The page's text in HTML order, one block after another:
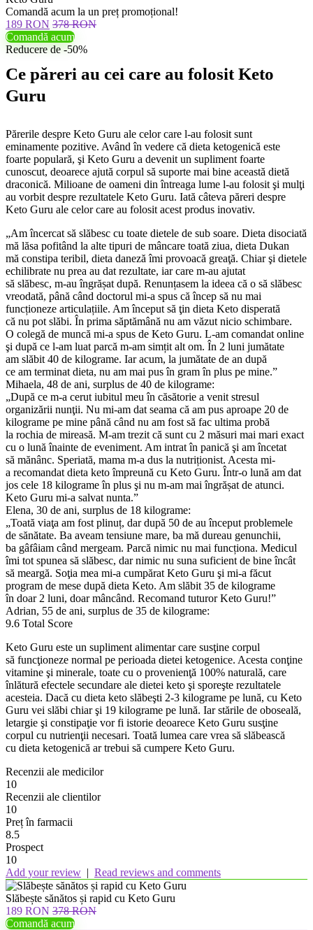
Comandă acum la un preț promoțional!
189 RON 378 RON
Comandă acum
Reducere de -50%
Ce păreri au cei care au folosit Keto
Guru
Părerile despre Keto Guru ale celor care l-au folosit sunt
eminamente pozitive. Având în vedere că dieta ketogenică este
foarte populară, şi Keto Guru a devenit un supliment foarte
cunoscut, deoarece ajută corpul să suporte mai bine această dietă
draconică. Milioane de oameni din întreaga lume l-au folosit şi mulţi
au vorbit despre rezultatele Keto Guru. Iată câteva păreri despre
Keto Guru ale celor care au folosit acest produs inovativ.
„Am încercat să slăbesc cu toate dietele de sub soare. Dieta disociată
mă lăsa pofitând la alte tipuri de mâncare toată ziua, dieta Dukan
mă constipa teribil, dieta daneză îmi provoacă greaţă. Chiar şi dietele
echilibrate nu prea au dat rezultate, iar care m-au ajutat
să slăbesc, m-au îngrășat după. Renunțasem la ideea că o să slăbesc
vreodată, până când doctorul mi-a spus că încep să nu mai
funcționeze articulațiile. Am început să ţin dieta Keto disperată
că nu pot slăbi. În prima săptămână nu am văzut nicio schimbare.
O colegă de muncă mi-a spus de Keto Guru. L-am comandat online
şi după ce l-am luat parcă m-am simțit alt om. În 2 luni jumătate
am slăbit 40 de kilograme. Iar acum, la jumătate de an după
ce am terminat dieta, nu am mai pus în gram în plus pe mine.”
Mihaela, 48 de ani, surplus de 40 de kilograme:
„După ce m-a cerut iubitul meu în căsătorie a venit stresul
organizării nunţii. Nu mi-am dat seama că am pus aproape 20 de
kilograme pe mine până când nu am fost să fac ultima probă
la rochia de mireasă. M-am trezit că sunt cu 2 măsuri mai mari exact
cu o lună înainte de eveniment. Am intrat în panică şi am încetat
să mănânc. Speriată, mama m-a dus la nutriționist. Acesta mi-
a recomandat dieta keto împreună cu Keto Guru. Într-o lună am dat
jos cele 18 kilograme în plus şi nu m-am mai îngrășat de atunci.
Keto Guru mi-a salvat nunta.”
Elena, 30 de ani, surplus de 18 kilograme:
„Toată viaţa am fost plinuț, dar după 50 de au început problemele
de sănătate. Ba aveam tensiune mare, ba mă dureau genunchii,
ba gâfâiam când mergeam. Parcă nimic nu mai funcționa. Medicul
îmi tot spunea să slăbesc, dar nimic nu suna suficient de bine încât
să meargă. Soţia mea mi-a cumpărat Keto Guru şi mi-a făcut
program de mese după dieta Keto. Am slăbit 35 de kilograme
în doar 2 luni, doar mâncând. Recomand tuturor Keto Guru!”
Adrian, 55 de ani, surplus de 35 de kilograme:
9.6 Total Score
Keto Guru este un supliment alimentar care susţine corpul
să funcţioneze normal pe perioada dietei ketogenice. Acesta conţine
vitamine şi minerale, toate cu o provenienţă 100% naturală, care
înlătură efectele secundare ale dietei keto şi sporeşte rezultatele
acesteia. Dacă cu dieta keto slăbeşti 2-3 kilograme pe lună, cu Keto
Guru vei slăbi chiar şi 19 kilograme pe lună. Iar stările de oboseală,
letargie şi constipaţie vor fi istorie deoarece Keto Guru susţine
corpul cu nutrienţii necesari. Toată lumea care vrea să slăbească
cu dieta ketogenică ar trebui să cumpere Keto Guru.
Recenzii ale medicilor
10
Recenzii ale clientilor
10
Preț în farmacii
8.5
Prospect
10
Add your review | Read reviews and comments
Slăbește sănătos și rapid cu Keto Guru
189 RON 378 RON
Comandă acum